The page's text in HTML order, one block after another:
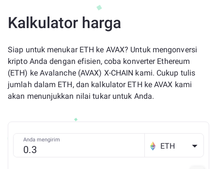
Kalkulator harga
Siap untuk menukar ETH ke AVAX? Untuk mengonversi
kripto Anda dengan efisien, coba konverter Ethereum
(ETH) ke Avalanche (AVAX) X-CHAIN kami. Cukup tulis
jumlah dalam ETH, dan kalkulator ETH ke AVAX kami
akan menunjukkan nilai tukar untuk Anda.
Anda mengirim
ETH